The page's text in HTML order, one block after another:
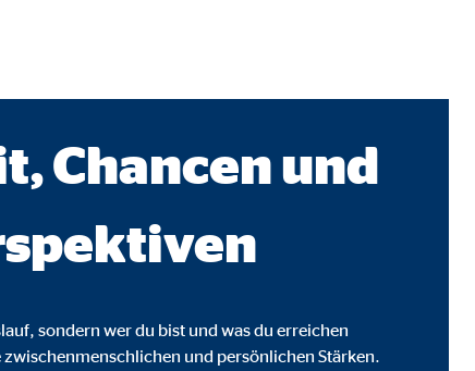
Chancen und
sondern wer du bist und was du erreichen
und persönlichen Stärken.